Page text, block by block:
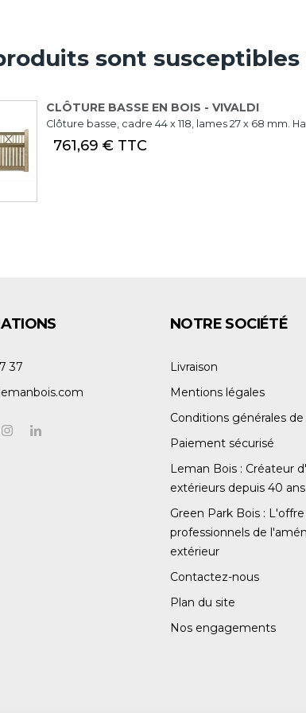
sont
CLÔTURE BASSE EN BOIS - VIVALDI
Clôture basse, cadre 44 x 118, lames 27 x 68 mm.
761,69 € TTC
37
NOTRE SOCIÉTÉ
Livraison
Mentions légales
Conditions générales
Paiement sécurisé
Leman Bois : Créateur
extérieurs depuis 40 ans
Green Park Bois :
professionnels de
extérieur
Contactez-nous
Plan du site
Nos engagements